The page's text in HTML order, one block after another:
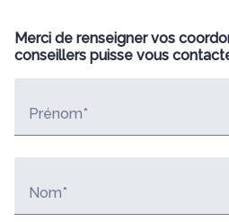
Merci de renseigner vos
conseillers puisse vous
Prénom*
Nom*